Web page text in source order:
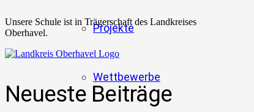
Projekte
Wettbewerbe
Unsere Schule ist in Trägerschaft des Landkreises
Oberhavel.
Neueste Beiträge